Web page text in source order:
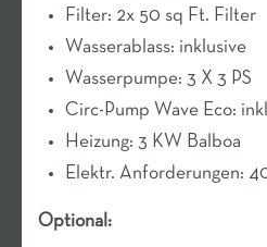
Filter: 2x 50 sq Ft. Filter
Wasserablass: inklusive
Wasserpumpe: 3 X 3 PS
Circ-Pump Wave Eco:
Heizung: 3 KW Balboa
Elektr. Anforderungen:
Optional: